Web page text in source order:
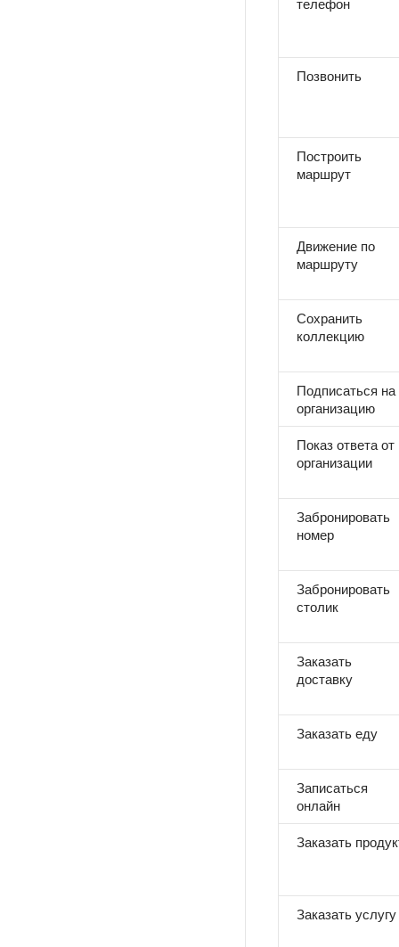
Позвонить
Построить
маршрут
Движение по
маршруту
Сохранить
коллекцию
Подписаться на
организацию
Показ ответа от
организации
Забронировать
номер
Забронировать
столик
Заказать
доставку
Заказать еду
Записаться
онлайн
Заказать
Заказать услугу